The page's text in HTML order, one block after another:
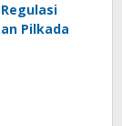
Pilkada